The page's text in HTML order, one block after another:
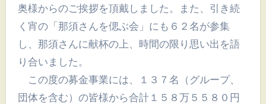
奥様からのご挨拶を頂戴しました。また、引き続
く宵の「那須さんを偲ぶ会」にも６２名が参集
し、那須さんに献杯の上、時間の限り思い出を語
り合いました。
この度の募金事業には、１３７名（グループ、
団体を含む）の皆様から合計１５８万５５８０円